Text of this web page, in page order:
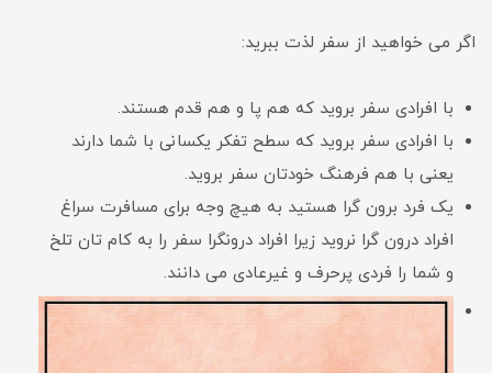
اگر می خواهید از سفر لذت ببرید:
با افرادی سفر بروید که هم پا و هم قدم هستند.
با افرادی سفر بروید که سطح تفکر یکسانی با شما دارند
یعنی با هم فرهنگ خودتان سفر بروید.
یک فرد برون گرا هستید به هیچ وجه برای مسافرت سراغ
افراد درون گرا نروید زیرا افراد درونگرا سفر را به کام تان تلخ
و شما را فردی پرحرف و غیرعادی می دانند.